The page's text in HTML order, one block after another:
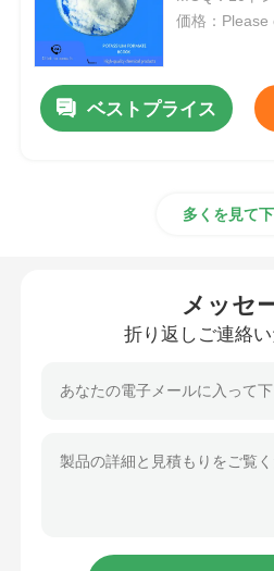
塩化物
石油添加物
食品添加物
金属化学品
エレクトロニクス 原材料
価格：
ベストプライス
多くを見て
メッセ
折り返しご連絡い